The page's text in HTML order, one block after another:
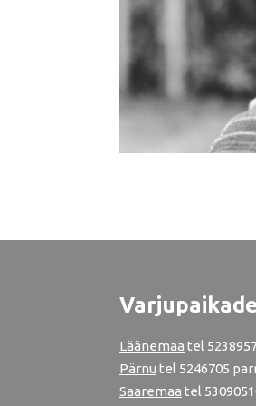
Läänemaa tel
Pärnu tel 5246705
Saaremaa tel